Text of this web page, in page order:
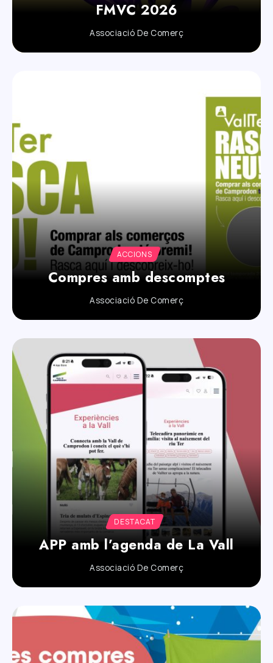
FMVC 2026
Associació De Comerç
ACCIONS
Compres amb descomptes
Associació De Comerç
DESTACAT
APP amb l’agenda de La Vall
Associació De Comerç